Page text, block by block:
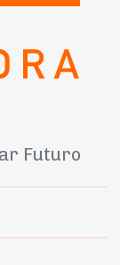
Futuro